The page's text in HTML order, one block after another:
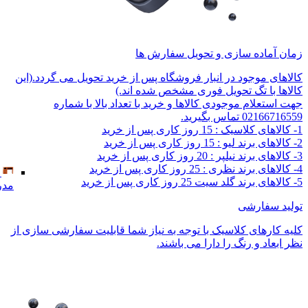
زمان آماده سازی و تحویل سفارش ها
کالاهای موجود در انبار فروشگاه پس از خرید تحویل می گردد.(این
کالاها با تگ تحویل فوری مشخص شده اند.)
جهت استعلام موجودی کالاها و خرید با تعداد بالا با شماره
02166716559 تماس بگیرید.
1- کالاهای کلاسیک : 15 روز کاری پس از خرید
2- کالاهای برند لیو : 15 روز کاری پس از خرید
3- کالاهای برند نیلپر : 20 روز کاری پس از خرید
4- کالاهای برند نظری : 25 روز کاری پس از خرید
5- کالاهای برند گلد سیت 25 روز کاری پس از خرید
تولید سفارشی
کلیه کارهای کلاسیک با توجه به نیاز شما قابلیت سفارشی سازی از
نظر ابعاد و رنگ را دارا می باشند.